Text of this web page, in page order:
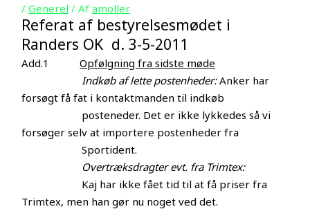
/Generel / Afamoller
Referat af bestyrelsesmødet i
Randers OK d. 3-5-2011
Add.1Opfølgning fra sidste møde
Indkøb af lette postenheder:Anker har
forsøgt få fat i kontaktmanden til indkøb
posteneder. Det er ikke lykkedes så vi
forsøger selv at importere postenheder fra
Sportident.
Overtræksdragter evt. fra Trimtex:
Kaj har ikke fået tid til at få priser fra
Trimtex, men han gør nu noget ved det.